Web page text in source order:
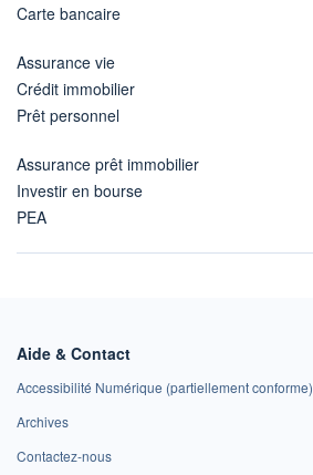
Carte bancaire
Assurance vie
Crédit immobilier
Prêt personnel
Assurance prêt immobilier
Investir en bourse
PEA
Aide & Contact
Accessibilité Numérique (partiellement conforme)
Archives
Contactez-nous